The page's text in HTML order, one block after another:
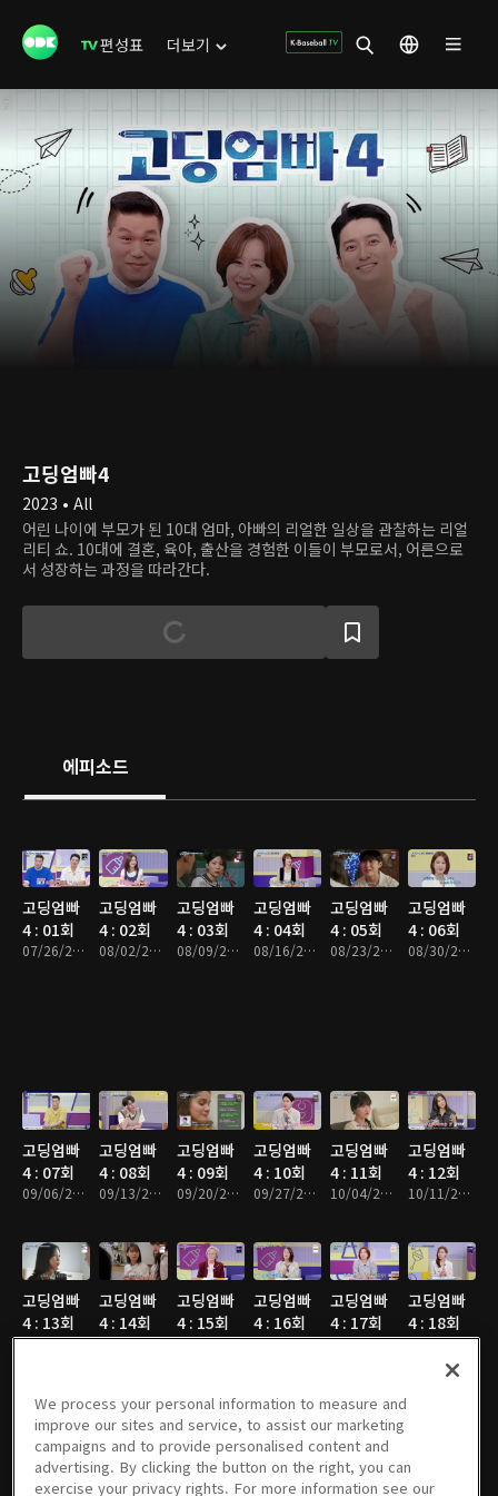
편성표 더보기
고딩엄빠4
2023 • All
어린 나이에 부모가 된 10대 엄마, 아빠의 리얼한 일상을 관찰하는 리얼
리티 쇼. 10대에 결혼, 육아, 출산을 경험한 이들이 부모로서, 어른으로
서 성장하는 과정을 따라간다.
에피소드
고딩엄빠
4 : 01회
07/26/2023 • 1시간 24분
고딩엄빠
4 : 02회
08/02/2023 • 1시간 24분
고딩엄빠
4 : 03회
08/09/2023 • 1시간 25분
고딩엄빠
4 : 04회
08/16/2023 • 1시간 24분
고딩엄빠
4 : 05회
08/23/2023 • 1시간 25분
고딩엄빠
4 : 06회
08/30/2023 • 1시간 23분
고딩엄빠
4 : 07회
09/06/2023 • 1시간 25분
고딩엄빠
4 : 08회
09/13/2023 • 1시간 25분
고딩엄빠
4 : 09회
09/20/2023 • 1시간 25분
고딩엄빠
4 : 10회
09/27/2023 • 1시간 24분
고딩엄빠
4 : 11회
10/04/2023 • 1시간 24분
고딩엄빠
4 : 12회
10/11/2023 • 1시간 24분
고딩엄빠
4 : 13회
10/18/2023 • 1시간 25분
고딩엄빠
4 : 14회
10/25/2023 • 1시간 24분
고딩엄빠
4 : 15회
11/01/2023 • 1시간 24분
고딩엄빠
4 : 16회
11/08/2023 • 1시간 25분
고딩엄빠
4 : 17회
11/15/2023 • 1시간 25분
고딩엄빠
4 : 18회
11/22/2023 • 1시간 24분
고딩엄빠
4 : 19회
고딩엄빠
4 : 20회
고딩엄빠
4 : 21회
고딩엄빠
4 : 22회
고딩엄빠
4 : 23회
4 : 24회
We process your personal information to measure and
improve our sites and service, to assist our marketing
campaigns and to provide personalised content and
advertising. By clicking the button on the right, you can
exercise your privacy rights. For more information see our